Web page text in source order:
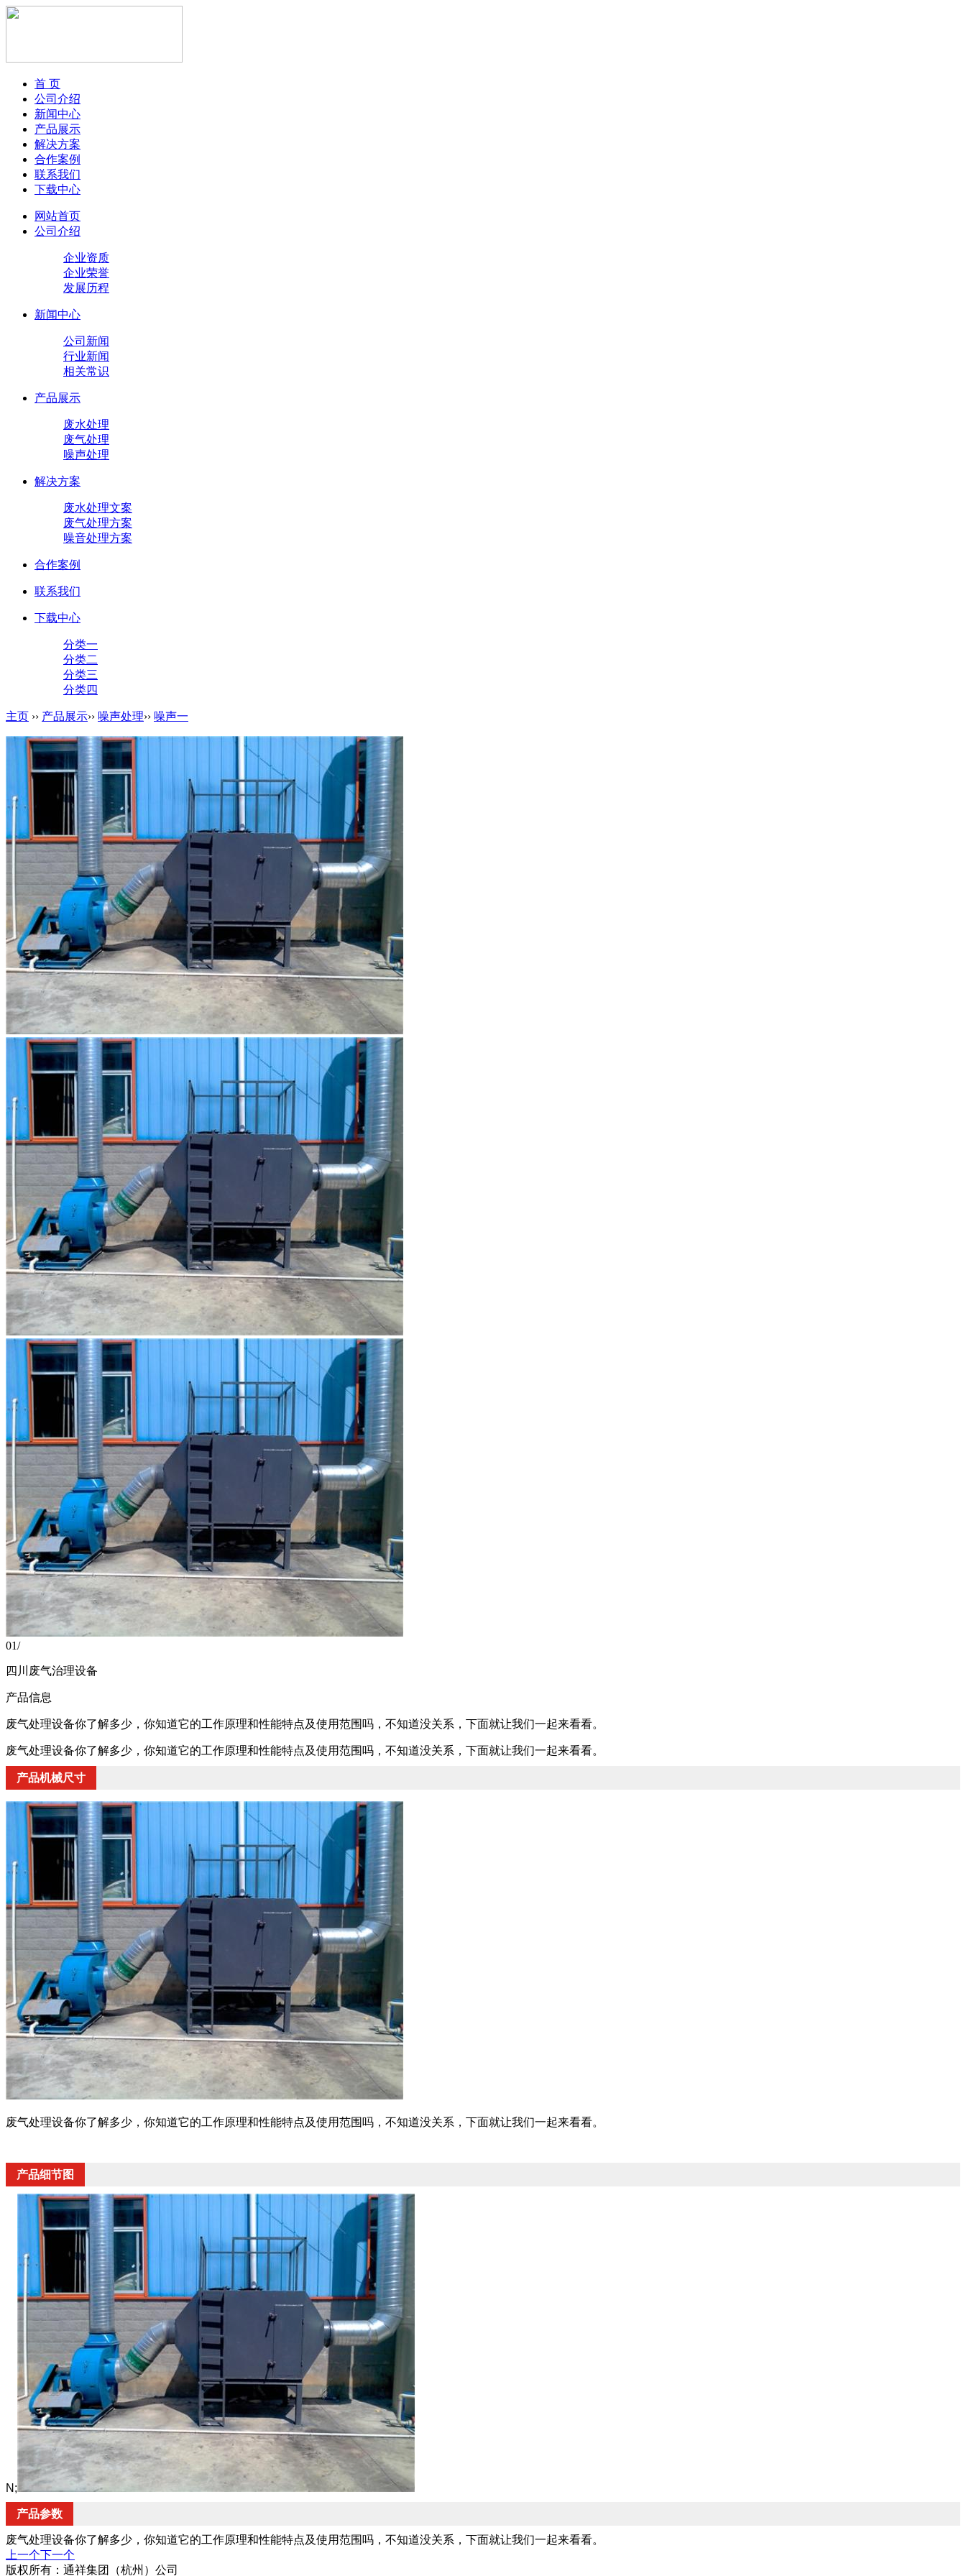
首 页
公司介绍
新闻中心
产品展示
解决方案
合作案例
联系我们
下载中心
网站首页
公司介绍
企业资质
企业荣誉
发展历程
新闻中心
公司新闻
行业新闻
相关常识
产品展示
废水处理
废气处理
噪声处理
解决方案
废水处理文案
废气处理方案
噪音处理方案
合作案例
联系我们
下载中心
分类一
分类二
分类三
分类四
主页 ›› 产品展示›› 噪声处理›› 噪声一
01/
四川废气治理设备
产品信息
废气处理设备你了解多少，你知道它的工作原理和性能特点及使用范围吗，不知道没关系，下面就让我们一起来看看。
废气处理设备你了解多少，你知道它的工作原理和性能特点及使用范围吗，不知道没关系，下面就让我们一起来看看。
产品机械尺寸
废气处理设备你了解多少，你知道它的工作原理和性能特点及使用范围吗，不知道没关系，下面就让我们一起来看看。
产品细节图
N;
产品参数
废气处理设备你了解多少，你知道它的工作原理和性能特点及使用范围吗，不知道没关系，下面就让我们一起来看看。
上一个下一个
版权所有：通祥集团（杭州）公司